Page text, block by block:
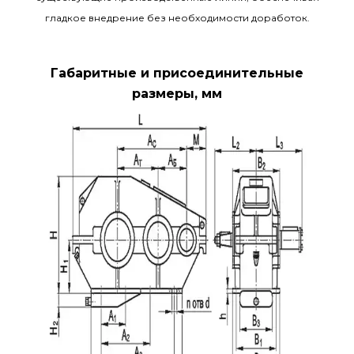
гладкое внедрение без необходимости доработок.
Габаритные и присоединительные
размеры, мм